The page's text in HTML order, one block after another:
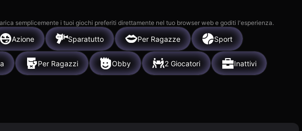
semplicemente i tuoi giochi preferiti direttamente nel tuo browser web e goditi l'esperienza.
Azione Sparatutto Per Ragazze Sport
Per Ragazzi Obby 2 Giocatori Inattivi